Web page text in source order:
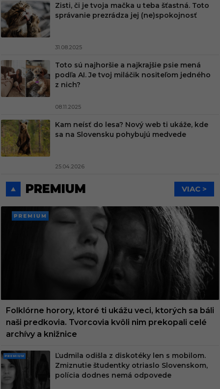
Zisti, či je tvoja mačka u teba šťastná. Toto
správanie prezrádza jej (ne)spokojnosť
31.08.2025
Toto sú najhoršie a najkrajšie psie mená
podľa AI. Je tvoj miláčik nositeľom jedného
z nich?
08.11.2025
Kam neísť do lesa? Nový web ti ukáže, kde
sa na Slovensku pohybujú medvede
25.04.2026
PREMIUM VIAC >
PREMI
Folklórne horory, ktoré ti ukážu veci, ktorých sa báli
naši predkovia. Tvorcovia kvôli nim prekopali celé
archívy a knižnice
PRE
MIU
M
Ľudmila odišla z diskotéky len s mobilom.
Zmiznutie študentky otriaslo Slovenskom,
polícia dodnes nemá odpovede